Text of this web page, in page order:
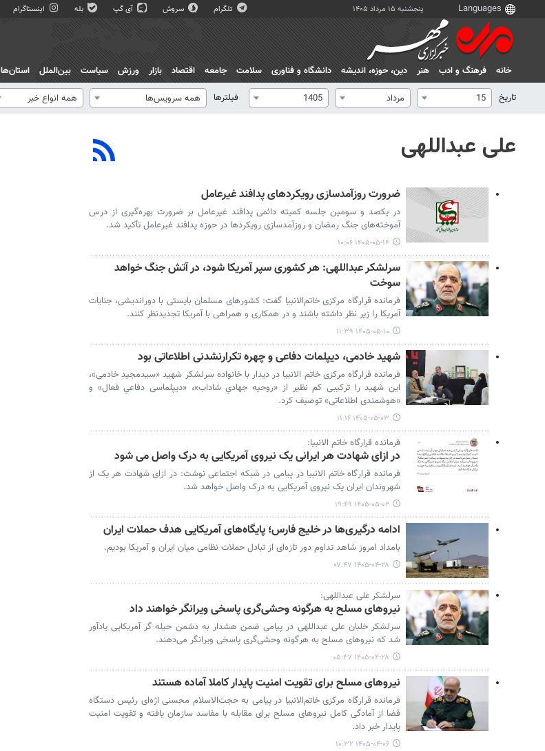
پنجشنبه ۱۵ مرداد ۱۴۰۵ تلگرام سروش آی گپ بله اینستاگرام
خانه فرهنگ و ادب هنر دين، حوزه، انديشه دانشگاه و فناوری سلامت جامعه اقتصاد بازار ورزش سیاست بین‌الملل استان‌ها
تاریخ
15 مرداد 1405 فیلترها همه سرویس‌ها همه انواع خبر
علی عبداللهی
ضرورت روزآمدسازی رویکردهای پدافند غیرعامل
در یکصد و سومین جلسه کمیته دائمی پدافند غیرعامل بر ضرورت بهره‌گیری از درس
آموخته‌های جنگ رمضان و روزآمدسازی رویکردها در حوزه پدافند غیرعامل تأکید شد.
۱۴۰۵-۰۵-۱۴ ۱۰:۰۶
سرلشکر عبداللهی: هر کشوری سپر آمریکا شود، در آتش جنگ خواهد
سوخت
فرمانده قرارگاه مرکزی خاتم‌الانبیا گفت: کشورهای مسلمان بایستی با دوراندیشی، جنایات
آمریکا را زیر نظر داشته باشند و در همکاری و همراهی با آمریکا تجدیدنظر کنند.
۱۴۰۵-۰۵-۱۰ ۱۱:۳۹
شهید خادمی، دیپلمات دفاعی و چهره تکرارنشدنی اطلاعاتی بود
فرمانده قرارگاه مرکزی خاتم الانبیا در دیدار با خانواده سرلشکر شهید «سیدمجید خادمی»،
این شهید را ترکیبی کم نظیر از «روحیه جهادیِ شاداب»، «دیپلماسی دفاعیِ فعال» و
«هوشمندی اطلاعاتی» توصیف کرد.
۱۴۰۵-۰۵-۰۳ ۱۱:۱۶
فرمانده قرارگاه خاتم الانبیا:
در ازای شهادت هر ایرانی یک نیروی آمریکایی به درک واصل می شود
فرمانده قرارگاه خاتم الانبیا در پیامی در شبکه اجتماعی نوشت: در ازای شهادت هر یک از
شهروندان ایران یک نیروی آمریکایی به درک واصل خواهد شد.
۱۴۰۵-۰۵-۰۲ ۱۹:۴۹
ادامه درگیری‌ها در خلیج فارس؛ پایگاه‌های آمریکایی هدف حملات ایران
بامداد امروز شاهد تداوم دور تازه‌ای از تبادل حملات نظامی میان ایران و آمریکا بودیم.
۱۴۰۵-۰۴-۲۸ ۰۷:۴۷
سرلشکر علی عبداللهی:
نیروهای مسلح به هرگونه وحشی‌گری پاسخی ویرانگر خواهند داد
سرلشکر خلبان علی عبداللهی در پیامی ضمن هشدار به دشمن حیله گر آمریکایی یادآور
شد که نیروهای مسلح به هرگونه وحشی‌گری پاسخی ویرانگر می‌دهند.
۱۴۰۵-۰۴-۲۸ ۰۵:۴۷
نیروهای مسلح برای تقویت امنیت پایدار کاملا آماده هستند
فرمانده قرارگاه مرکزی خاتم‌الانبیا در پیامی به حجت‌الاسلام محسنی اژه‌ای رئیس دستگاه
قضا از آمادگی کامل نیروهای مسلح برای مقابله با مفاسد سازمان یافته و تقویت امنیت
پایدار خبر داد.
۱۴۰۵-۰۴-۰۶ ۱۰:۳۲